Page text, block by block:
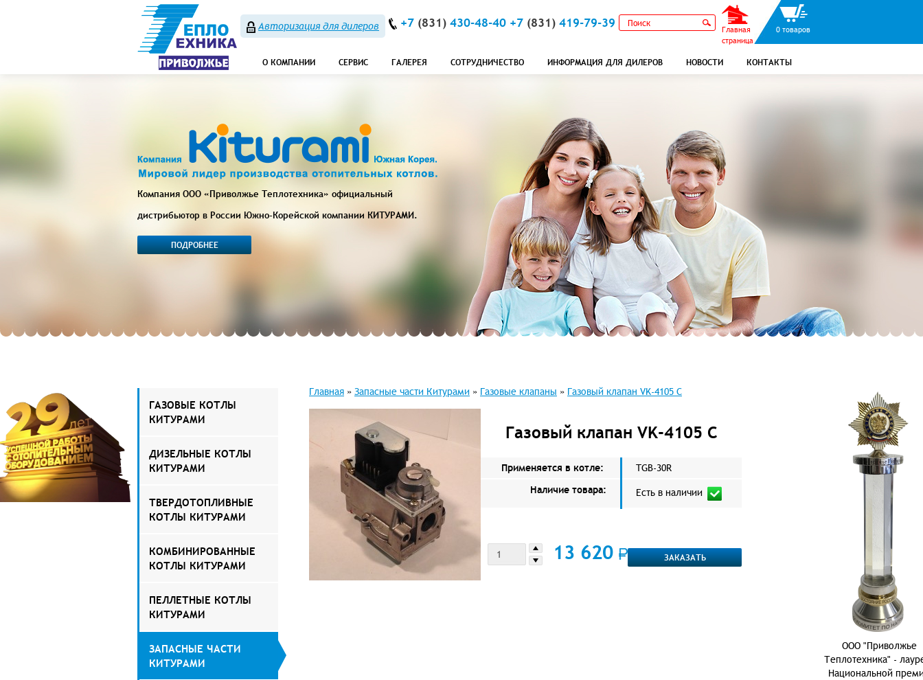
0 товаров
Авторизация для дилеров +7 (831) 430-48-40 +7 (831) 419-79-39
Главная
страница
О КОМПАНИИ СЕРВИС ГАЛЕРЕЯ СОТРУДНИЧЕСТВО ИНФОРМАЦИЯ ДЛЯ ДИЛЕРОВ НОВОСТИ КОНТАКТЫ
Компания ООО «Приволжье Теплотехника» официальный
дистрибьютор в России Южно-Корейской компании КИТУРАМИ.
ПОДРОБНЕЕ
ГАЗОВЫЕ КОТЛЫ
КИТУРАМИ
ДИЗЕЛЬНЫЕ КОТЛЫ
КИТУРАМИ
ТВЕРДОТОПЛИВНЫЕ
КОТЛЫ КИТУРАМИ
КОМБИНИРОВАННЫЕ
КОТЛЫ КИТУРАМИ
ПЕЛЛЕТНЫЕ КОТЛЫ
КИТУРАМИ
ЗАПАСНЫЕ ЧАСТИ
КИТУРАМИ
ООО "Приволжье
Теплотехника" -
Национальной
Главная » Запасные части Китурами » Газовые клапаны » Газовый клапан VK-4105 C
Газовый клапан VK-4105 C
Применяется в котле:
TGB-30R
Наличие товара:
Есть в наличии
13 620 ЗАКАЗАТЬ